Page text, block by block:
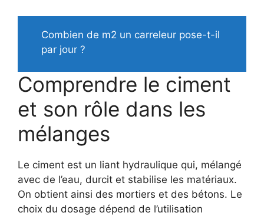
Combien de m2 un carreleur pose-t-il
par jour ?
Comprendre le ciment
et son rôle dans les
mélanges
Le ciment est un liant hydraulique qui, mélangé
avec de l’eau, durcit et stabilise les matériaux.
On obtient ainsi des mortiers et des bétons. Le
choix du dosage dépend de l’utilisation